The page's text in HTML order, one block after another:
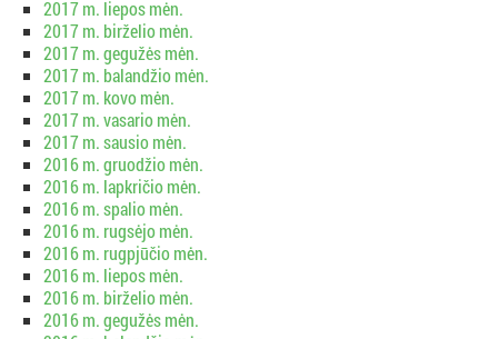
2017 m. liepos mėn.
2017 m. birželio mėn.
2017 m. gegužės mėn.
2017 m. balandžio mėn.
2017 m. kovo mėn.
2017 m. vasario mėn.
2017 m. sausio mėn.
2016 m. gruodžio mėn.
2016 m. lapkričio mėn.
2016 m. spalio mėn.
2016 m. rugsėjo mėn.
2016 m. rugpjūčio mėn.
2016 m. liepos mėn.
2016 m. birželio mėn.
2016 m. gegužės mėn.